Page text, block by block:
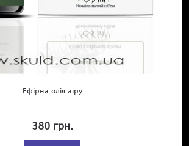
Ефірна олія аїру
380 грн.